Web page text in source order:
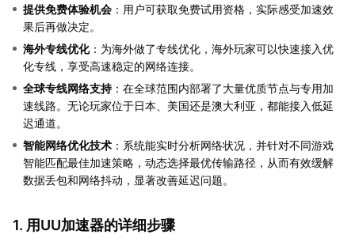
提供免费体验机会 ：用户可获取免费试用资格，实际感受加速效
果后再做决定。
海外专线优化：为海外做了专线优化，海外玩家可以快速接入优
化专线，享受高速稳定的网络连接。
全球专线网络支持：在全球范围内部署了大量优质节点与专用加
速线路。无论玩家位于日本、美国还是澳大利亚，都能接入低延
迟通道。
智能网络优化技术 ：系统能实时分析网络状况，并针对不同游戏
智能匹配最佳加速策略，动态选择最优传输路径，从而有效缓解
数据丢包和网络抖动，显著改善延迟问题。
1. 用UU加速器的详细步骤